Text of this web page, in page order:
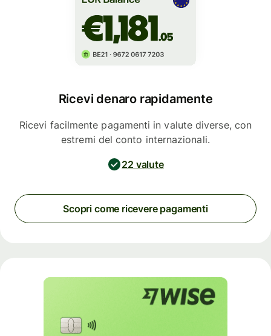
Ricevi denaro rapidamente
Ricevi facilmente pagamenti in valute diverse, con
estremi del conto internazionali.
22 valute
Scopri come ricevere pagamenti